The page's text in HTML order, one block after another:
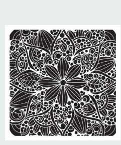
Aanbiedingen
Andere
Boeken en magazines
Dies om te stansen
DVD-CD
Embossen
Verzend - en verpakkingsk
Mijn account
Info
Anders creatief